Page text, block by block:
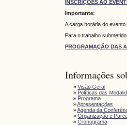
INSCRIÇÕES AO
Importante:
A carga horária do
Para o trabalho
PROGRAMAÇÃO DAS
Informações
»Visão Geral
» Políticas das
» Programa
»Apresentações
»Agenda da
»Organização e
»Cronograma